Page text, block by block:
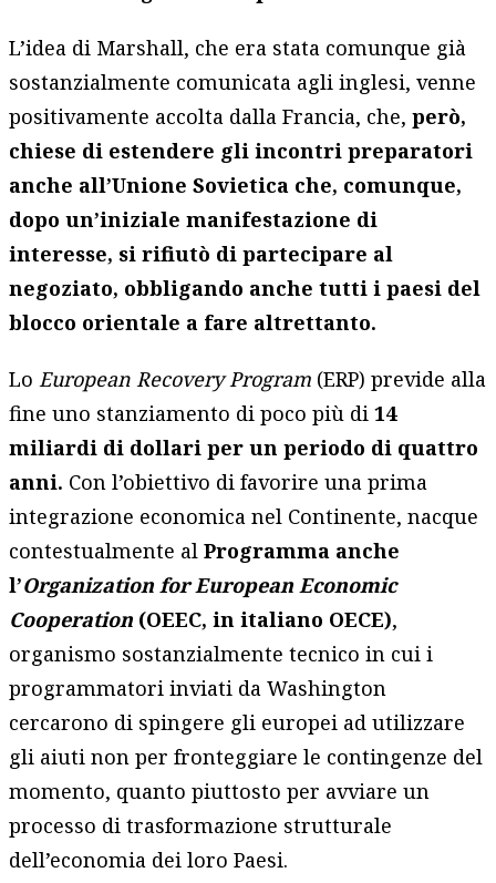
L’idea di Marshall, che era stata comunque già
sostanzialmente comunicata agli inglesi, venne
positivamente accolta dalla Francia, che,però,
chiese di estendere gli incontri preparatori
anche all’Unione Sovietica che, comunque,
dopo un’iniziale manifestazione di
interesse, si rifiutò di partecipare al
negoziato, obbligando anche tutti i paesi del
blocco orientale a fare altrettanto.
Lo European Recovery Program (ERP) previde alla
fine uno stanziamento di poco più di14
miliardi di dollari per un periodo di quattro
anni. Con l’obiettivo di favorire una prima
integrazione economica nel Continente, nacque
contestualmente alProgramma anche
l’Organization for European Economic
Cooperation (OEEC, in italiano OECE),
organismo sostanzialmente tecnico in cui i
programmatori inviati da Washington
cercarono di spingere gli europei ad utilizzare
gli aiuti non per fronteggiare le contingenze del
momento, quanto piuttosto per avviare un
processo di trasformazione strutturale
dell’economia dei loro Paesi.